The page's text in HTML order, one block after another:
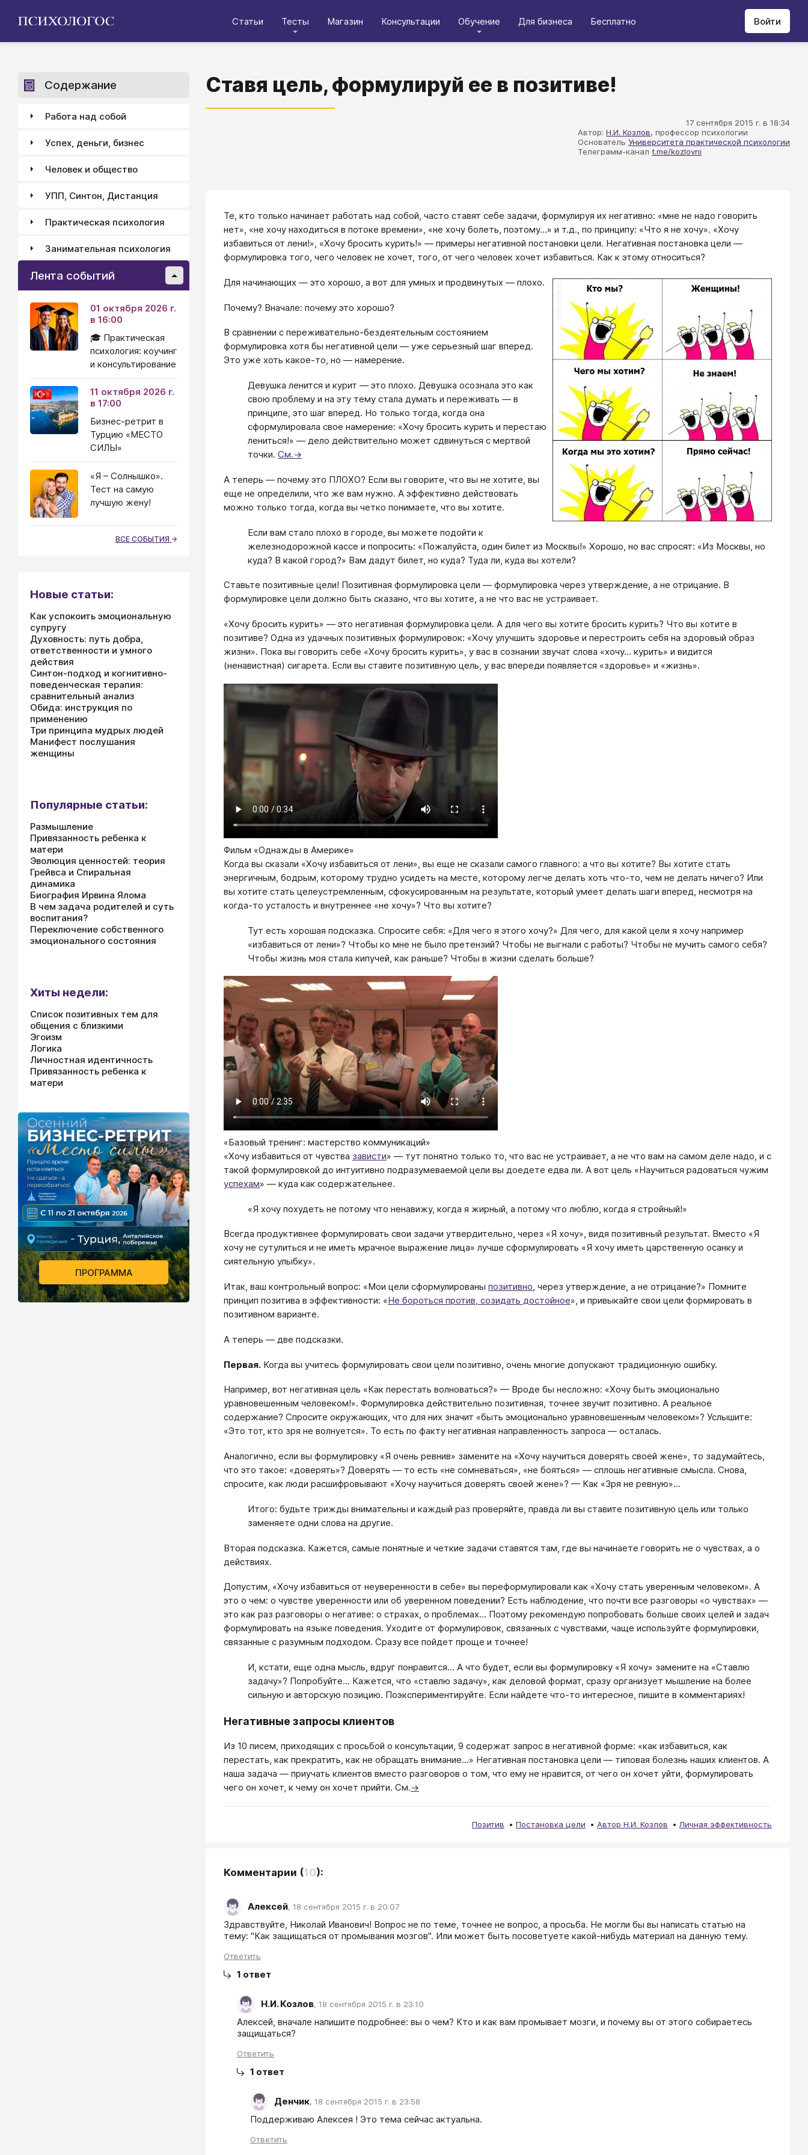
Статьи Тесты Магазин Консультации Обучение Для бизнеса Бесплатно Войти
Ставя цель, формулируй ее в позитиве!
17 сентября 2015 г. в 18:34
Автор: Н.И. Козлов, профессор психологии
Основатель Университета практической психологии
Телеграмм-канал t.me/kozlovni
Те, кто только начинает работать над собой, часто ставят себе задачи, формулируя их негативно: «мне не надо говорить
нет», «не хочу находиться в потоке времени», «не хочу болеть, поэтому…» и т.д., по принципу: «Что я не хочу». «Хочу
избавиться от лени!», «Хочу бросить курить!» — примеры негативной постановки цели. Негативная постановка цели —
формулировка того, чего человек не хочет, того, от чего человек хочет избавиться. Как к этому относиться?
Для начинающих — это хорошо, а вот для умных и продвинутых — плохо.
Почему? Вначале: почему это хорошо?
В сравнении с переживательно-бездеятельным состоянием
формулировка хотя бы негативной цели — уже серьезный шаг вперед.
Это уже хоть какое-то, но — намерение.
Девушка ленится и курит — это плохо. Девушка осознала это как
свою проблему и на эту тему стала думать и переживать — в
принципе, это шаг вперед. Но только тогда, когда она
сформулировала свое намерение: «Хочу бросить курить и перестаю
лениться!» — дело действительно может сдвинуться с мертвой
точки. См.→
А теперь — почему это ПЛОХО? Если вы говорите, что вы не хотите, вы
еще не определили, что же вам нужно. А эффективно действовать
можно только тогда, когда вы четко понимаете, что вы хотите.
Если вам стало плохо в городе, вы можете подойти к
железнодорожной кассе и попросить: «Пожалуйста, один билет из Москвы!» Хорошо, но вас спросят: «Из Москвы, но
куда? В какой город?» Вам дадут билет, но куда? Туда ли, куда вы хотели?
Ставьте позитивные цели! Позитивная формулировка цели — формулировка через утверждение, а не отрицание. В
формулировке цели должно быть сказано, что вы хотите, а не что вас не устраивает.
«Хочу бросить курить» — это негативная формулировка цели. А для чего вы хотите бросить курить? Что вы хотите в
позитиве? Одна из удачных позитивных формулировок: «Хочу улучшить здоровье и перестроить себя на здоровый образ
жизни». Пока вы говорить себе «Хочу бросить курить», у вас в сознании звучат слова «хочу… курить» и видится
(ненавистная) сигарета. Если вы ставите позитивную цель, у вас впереди появляется «здоровье» и «жизнь».
Фильм «Однажды в Америке»
Когда вы сказали «Хочу избавиться от лени», вы еще не сказали самого главного: а что вы хотите? Вы хотите стать
энергичным, бодрым, которому трудно усидеть на месте, которому легче делать хоть что-то, чем не делать ничего? Или
вы хотите стать целеустремленным, сфокусированным на результате, который умеет делать шаги вперед, несмотря на
когда-то усталость и внутреннее «не хочу»? Что вы хотите?
Тут есть хорошая подсказка. Спросите себя: «Для чего я этого хочу?» Для чего, для какой цели я хочу например
«избавиться от лени»? Чтобы ко мне не было претензий? Чтобы не выгнали с работы? Чтобы не мучить самого себя?
Чтобы жизнь моя стала кипучей, как раньше? Чтобы в жизни сделать больше?
«Базовый тренинг: мастерство коммуникаций»
«Хочу избавиться от чувства зависти» — тут понятно только то, что вас не устраивает, а не что вам на самом деле надо, и с
такой формулировкой до интуитивно подразумеваемой цели вы доедете едва ли. А вот цель «Научиться радоваться чужим
успехам» — куда как содержательнее.
«Я хочу похудеть не потому что ненавижу, когда я жирный, а потому что люблю, когда я стройный!»
Всегда продуктивнее формулировать свои задачи утвердительно, через «Я хочу», видя позитивный результат. Вместо «Я
хочу не сутулиться и не иметь мрачное выражение лица» лучше сформулировать «Я хочу иметь царственную осанку и
сиятельную улыбку».
Итак, ваш контрольный вопрос: «Мои цели сформулированы позитивно, через утверждение, а не отрицание?» Помните
принцип позитива в эффективности: «Не бороться против, созидать достойное», и привыкайте свои цели формировать в
позитивном варианте.
А теперь — две подсказки.
Первая. Когда вы учитесь формулировать свои цели позитивно, очень многие допускают традиционную ошибку.
Например, вот негативная цель «Как перестать волноваться?» — Вроде бы несложно: «Хочу быть эмоционально
уравновешенным человеком!». Формулировка действительно позитивная, точнее звучит позитивно. А реальное
содержание? Спросите окружающих, что для них значит «быть эмоционально уравновешенным человеком»? Услышите:
«Это тот, кто зря не волнуется». То есть по факту негативная направленность запроса — осталась.
Аналогично, если вы формулировку «Я очень ревнив» замените на «Хочу научиться доверять своей жене», то задумайтесь,
что это такое: «доверять»? Доверять — то есть «не сомневаться», «не бояться» — сплошь негативные смысла. Снова,
спросите, как люди расшифровывают «Хочу научиться доверять своей жене»? — Как «Зря не ревную»...
Итого: будьте трижды внимательны и каждый раз проверяйте, правда ли вы ставите позитивную цель или только
заменяете одни слова на другие.
Вторая подсказка. Кажется, самые понятные и четкие задачи ставятся там, где вы начинаете говорить не о чувствах, а о
действиях.
Допустим, «Хочу избавиться от неуверенности в себе» вы переформулировали как «Хочу стать уверенным человеком». А
это о чем: о чувстве уверенности или об уверенном поведении? Есть наблюдение, что почти все разговоры «о чувствах» —
это как раз разговоры о негативе: о страхах, о проблемах... Поэтому рекомендую попробовать больше своих целей и задач
формулировать на языке поведения. Уходите от формулировок, связанных с чувствами, чаще используйте формулировки,
связанные с разумным подходом. Сразу все пойдет проще и точнее!
И, кстати, еще одна мысль, вдруг понравится... А что будет, если вы формулировку «Я хочу» замените на «Ставлю
задачу»? Попробуйте... Кажется, что «ставлю задачу», как деловой формат, сразу организует мышление на более
сильную и авторскую позицию. Поэкспериментируйте. Если найдете что-то интересное, пишите в комментариях!
Негативные запросы клиентов
Из 10 писем, приходящих с просьбой о консультации, 9 содержат запрос в негативной форме: «как избавиться, как
перестать, как прекратить, как не обращать внимание...» Негативная постановка цели — типовая болезнь наших клиентов. А
наша задача — приучать клиентов вместо разговоров о том, что ему не нравится, от чего он хочет уйти, формулировать
чего он хочет, к чему он хочет прийти. См.→
Позитив Постановка цели Автор Н.И. Козлов Личная эффективность
Комментарии (10):
Алексей, 18 сентября 2015 г. в 20:07
Здравствуйте, Николай Иванович! Вопрос не по теме, точнее не вопрос, а просьба. Не могли бы вы написать статью на
тему: "Как защищаться от промывания мозгов". Или может быть посоветуете какой-нибудь материал на данную тему.
Ответить
1 ответ
Н.И. Козлов, 18 сентября 2015 г. в 23:10
Алексей, вначале напишите подробнее: вы о чем? Кто и как вам промывает мозги, и почему вы от этого собираетесь
защищаться?
Ответить
1 ответ
Денчик, 18 сентября 2015 г. в 23:58
Поддерживаю Алексея ! Это тема сейчас актуальна.
Ответить
Содержание
Работа над собой
Успех, деньги, бизнес
Человек и общество
УПП, Синтон, Дистанция
Практическая психология
Занимательная психология
Лента событий
01 октября 2026 г.
в 16:00
🎓 Практическая
психология: коучинг
и консультирование
11 октября 2026 г.
в 17:00
Бизнес-ретрит в
Турцию «МЕСТО
СИЛЫ»
«Я – Солнышко».
Тест на самую
лучшую жену!
ВСЕ СОБЫТИЯ
Новые статьи:
Как успокоить эмоциональную
супругу
Духовность: путь добра,
ответственности и умного
действия
Синтон-подход и когнитивно-
поведенческая терапия:
сравнительный анализ
Обида: инструкция по
применению
Три принципа мудрых людей
Манифест послушания
женщины
Популярные статьи:
Размышление
Привязанность ребенка к
матери
Эволюция ценностей: теория
Грейвса и Спиральная
динамика
Биография Ирвина Ялома
В чем задача родителей и суть
воспитания?
Переключение собственного
эмоционального состояния
Хиты недели:
Список позитивных тем для
общения с близкими
Эгоизм
Логика
Личностная идентичность
Привязанность ребенка к
матери
ПРОГРАММА